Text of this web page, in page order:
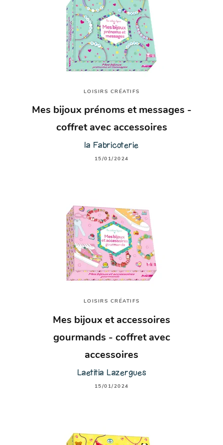
LOISIRS CRÉATIFS
Mes bijoux prénoms et messages -
coffret avec accessoires
la Fabricoterie
15/01/2024
LOISIRS CRÉATIFS
Mes bijoux et accessoires
gourmands - coffret avec
accessoires
Laetitia Lazergues
15/01/2024